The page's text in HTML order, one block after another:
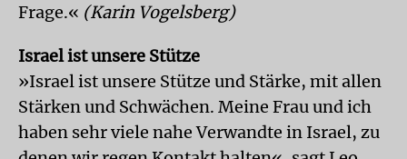
Frage.« (Karin Vogelsberg)
Israel ist unsere Stütze
»Israel ist unsere Stütze und Stärke, mit allen
Stärken und Schwächen. Meine Frau und ich
haben sehr viele nahe Verwandte in Israel, zu